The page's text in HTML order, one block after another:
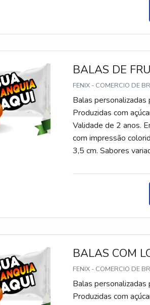
BALAS DE
FENIX - COMERCIO DE
Balas
Produzidas com
Validade de 2 anos.
com impressão
3,5 cm. Sabores
BALAS COM
FENIX - COMERCIO DE
Balas
Produzidas com